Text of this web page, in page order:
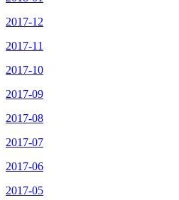
2017-12
2017-11
2017-10
2017-09
2017-08
2017-07
2017-06
2017-05